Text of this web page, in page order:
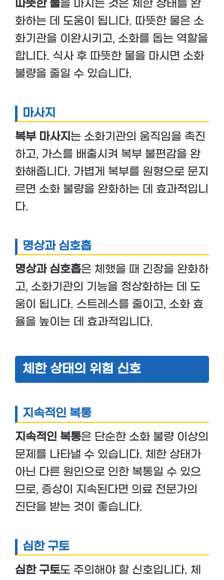
따뜻한 물을 마시는 것은 체한 상태를 완
화하는 데 도움이 됩니다. 따뜻한 물은 소
화기관을 이완시키고, 소화를 돕는 역할을
합니다. 식사 후 따뜻한 물을 마시면 소화
불량을 줄일 수 있습니다.
마사지
복부 마사지 는 소화기관의 움직임을 촉진
하고, 가스를 배출시켜 복부 불편감을 완
화해줍니다. 가볍게 복부를 원형으로 문지
르면 소화 불량을 완화하는 데 효과적입니
다.
명상과 심호흡
명상과 심호흡은 체했을 때 긴장을 완화하
고, 소화기관의 기능을 정상화하는 데 도
움이 됩니다. 스트레스를 줄이고, 소화 효
율을 높이는 데 효과적입니다.
체한 상태의 위험 신호
지속적인 복통
지속적인 복통은 단순한 소화 불량 이상의
문제를 나타낼 수 있습니다. 체한 상태가
아닌 다른 원인으로 인한 복통일 수 있으
므로, 증상이 지속된다면 의료 전문가의
진단을 받는 것이 좋습니다.
심한 구토
심한 구토도 주의해야 할 신호입니다. 체